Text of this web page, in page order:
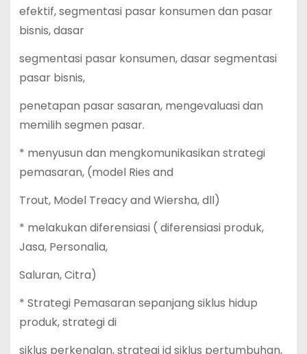
efektif, segmentasi pasar konsumen dan pasar
bisnis, dasar
segmentasi pasar konsumen, dasar segmentasi
pasar bisnis,
penetapan pasar sasaran, mengevaluasi dan
memilih segmen pasar.
* menyusun dan mengkomunikasikan strategi
pemasaran, (model Ries and
Trout, Model Treacy and Wiersha, dll)
* melakukan diferensiasi ( diferensiasi produk,
Jasa, Personalia,
Saluran, Citra)
* Strategi Pemasaran sepanjang siklus hidup
produk, strategi di
siklus perkenalan, strategi id siklus pertumbuhan,